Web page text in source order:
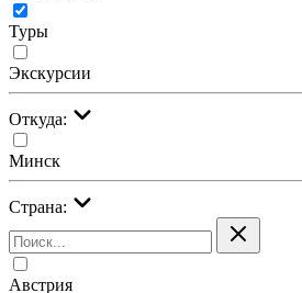
Туры
Экскурсии
Откуда:
Минск
Страна:
Австрия